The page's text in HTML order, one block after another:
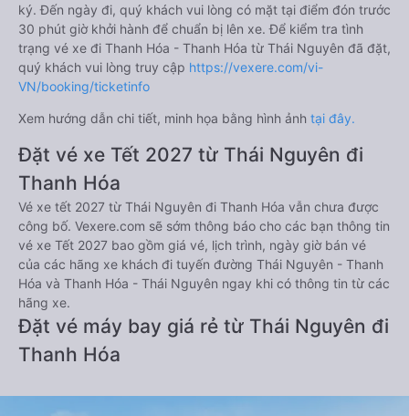
ký. Đến ngày đi, quý khách vui lòng có mặt tại điểm đón trước
30 phút giờ khởi hành để chuẩn bị lên xe. Để kiểm tra tình
trạng vé xe đi Thanh Hóa - Thanh Hóa từ Thái Nguyên đã đặt,
quý khách vui lòng truy cập https://vexere.com/vi-
VN/booking/ticketinfo
Xem hướng dẫn chi tiết, minh họa bằng hình ảnh tại đây.
Đặt vé xe Tết 2027 từ Thái Nguyên đi
Thanh Hóa
Vé xe tết 2027 từ Thái Nguyên đi Thanh Hóa vẫn chưa được
công bố. Vexere.com sẽ sớm thông báo cho các bạn thông tin
vé xe Tết 2027 bao gồm giá vé, lịch trình, ngày giờ bán vé
của các hãng xe khách đi tuyến đường Thái Nguyên - Thanh
Hóa và Thanh Hóa - Thái Nguyên ngay khi có thông tin từ các
hãng xe.
Đặt vé máy bay giá rẻ từ Thái Nguyên đi
Thanh Hóa